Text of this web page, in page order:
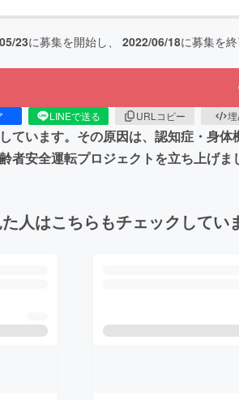
23に募集を開始し、 2022/06/18に募集を
LINEで送る URLコピー
ています。その原因は、認知症・身
者安全運転プロジェクトを立ち上げま
人はこちらもチェックしてい